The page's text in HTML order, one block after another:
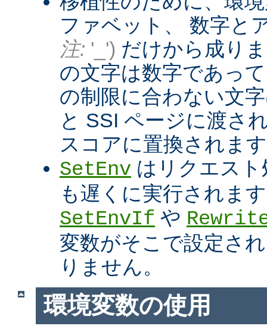
ファベット、 数字と
注: '_') だけから成り
の文字は数字であっ
の制限に合わない文
と SSI ページに渡さ
スコアに置換されま
SetEnv はリクエス
も遅くに実行されま
SetEnvIf や
変数がそこで設定さ
りません。
環境変数の使用